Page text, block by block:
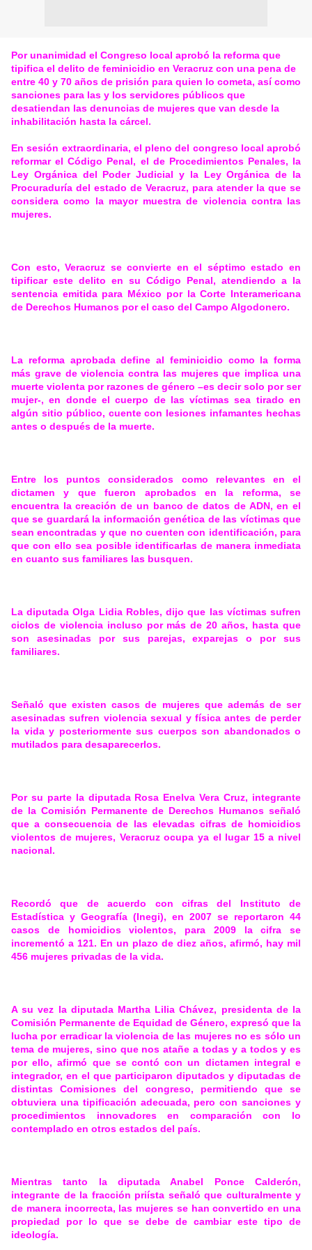
Por unanimidad el Congreso local aprobó la reforma que
tipifica el delito de feminicidio en Veracruz con una pena de
entre 40 y 70 años de prisión para quien lo cometa, así como
sanciones para las y los servidores públicos que
desatiendan las denuncias de mujeres que van desde la
inhabilitación hasta la cárcel.
En sesión extraordinaria, el pleno del congreso local aprobó
reformar el Código Penal, el de Procedimientos Penales, la
Ley Orgánica del Poder Judicial y la Ley Orgánica de la
Procuraduría del estado de Veracruz, para atender la que se
considera como la mayor muestra de violencia contra las
mujeres.
Con esto, Veracruz se convierte en el séptimo estado en
tipificar este delito en su Código Penal, atendiendo a la
sentencia emitida para México por la Corte Interamericana
de Derechos Humanos por el caso del Campo Algodonero.
La reforma aprobada define al feminicidio como la forma
más grave de violencia contra las mujeres que implica una
muerte violenta por razones de género –es decir solo por ser
mujer-, en donde el cuerpo de las víctimas sea tirado en
algún sitio público, cuente con lesiones infamantes hechas
antes o después de la muerte.
Entre los puntos considerados como relevantes en el
dictamen y que fueron aprobados en la reforma, se
encuentra la creación de un banco de datos de ADN, en el
que se guardará la información genética de las víctimas que
sean encontradas y que no cuenten con identificación, para
que con ello sea posible identificarlas de manera inmediata
en cuanto sus familiares las busquen.
La diputada Olga Lidia Robles, dijo que las víctimas sufren
ciclos de violencia incluso por más de 20 años, hasta que
son asesinadas por sus parejas, exparejas o por sus
familiares.
Señaló que existen casos de mujeres que además de ser
asesinadas sufren violencia sexual y física antes de perder
la vida y posteriormente sus cuerpos son abandonados o
mutilados para desaparecerlos.
Por su parte la diputada Rosa Enelva Vera Cruz, integrante
de la Comisión Permanente de Derechos Humanos señaló
que a consecuencia de las elevadas cifras de homicidios
violentos de mujeres, Veracruz ocupa ya el lugar 15 a nivel
nacional.
Recordó que de acuerdo con cifras del Instituto de
Estadística y Geografía (Inegi), en 2007 se reportaron 44
casos de homicidios violentos, para 2009 la cifra se
incrementó a 121. En un plazo de diez años, afirmó, hay mil
456 mujeres privadas de la vida.
A su vez la diputada Martha Lilia Chávez, presidenta de la
Comisión Permanente de Equidad de Género, expresó que la
lucha por erradicar la violencia de las mujeres no es sólo un
tema de mujeres, sino que nos atañe a todas y a todos y es
por ello, afirmó que se contó con un dictamen integral e
integrador, en el que participaron diputados y diputadas de
distintas Comisiones del congreso, permitiendo que se
obtuviera una tipificación adecuada, pero con sanciones y
procedimientos innovadores en comparación con lo
contemplado en otros estados del país.
Mientras tanto la diputada Anabel Ponce Calderón,
integrante de la fracción priísta señaló que culturalmente y
de manera incorrecta, las mujeres se han convertido en una
propiedad por lo que se debe de cambiar este tipo de
ideología.